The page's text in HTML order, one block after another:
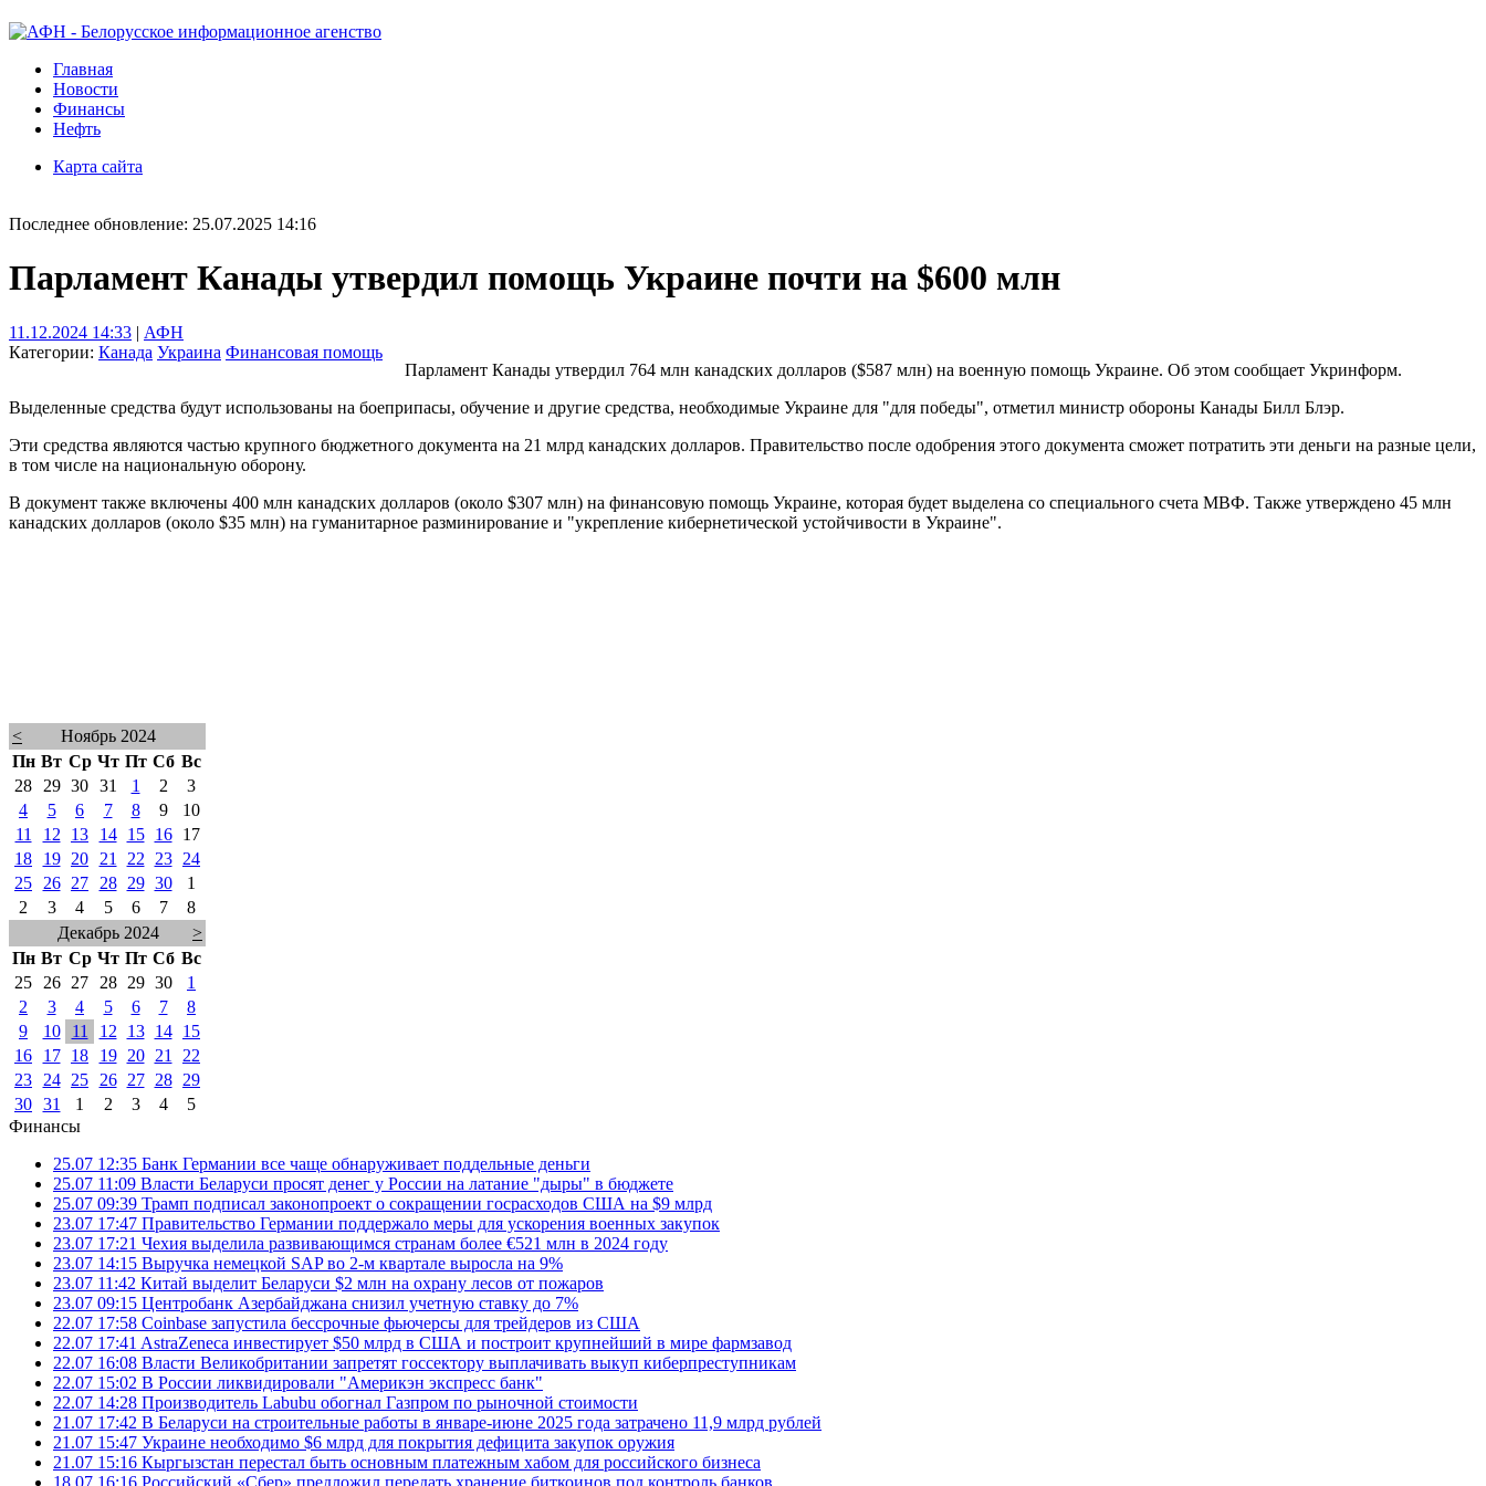
Главная
Новости
Финансы
Нефть
Карта сайта
Последнее обновление: 25.07.2025 14:16
Парламент Канады утвердил помощь Украине почти на $600 млн
11.12.2024 14:33 | АФН
Категории: Канада Украина Финансовая помощь
Парламент Канады утвердил 764 млн канадских долларов ($587 млн) на военную помощь Украине. Об этом сообщает Укринформ.
Выделенные средства будут использованы на боеприпасы, обучение и другие средства, необходимые Украине для "для победы", отметил министр обороны Канады Билл Блэр.
Эти средства являются частью крупного бюджетного документа на 21 млрд канадских долларов. Правительство после одобрения этого документа сможет потратить эти деньги на разные цели,
в том числе на национальную оборону.
В документ также включены 400 млн канадских долларов (около $307 млн) на финансовую помощь Украине, которая будет выделена со специального счета МВФ. Также утверждено 45 млн
канадских долларов (около $35 млн) на гуманитарное разминирование и "укрепление кибернетической устойчивости в Украине".
<
Ноябрь 2024
Пн Вт Ср Чт Пт Сб Вс
28
29 30 31 1 2
3
4
5 6 7 8 9
10
11
12 13 14 15 16
17
18
19 20 21 22 23
24
25
26 27 28 29 30
1
2
3 4 5 6 7
8
Декабрь 2024
>
Пн Вт Ср Чт Пт Сб Вс
25
26 27 28 29 30
1
2
3 4 5 6 7
8
9
10 11 12 13 14
15
16
17 18 19 20 21
22
23
24 25 26 27 28
29
30 31 1 2 3 4
5
Финансы
25.07 12:35 Банк Германии все чаще обнаруживает поддельные деньги
25.07 11:09 Власти Беларуси просят денег у России на латание "дыры" в бюджете
25.07 09:39 Трамп подписал законопроект о сокращении госрасходов США на $9 млрд
23.07 17:47 Правительство Германии поддержало меры для ускорения военных закупок
23.07 17:21 Чехия выделила развивающимся странам более €521 млн в 2024 году
23.07 14:15 Выручка немецкой SAP во 2-м квартале выросла на 9%
23.07 11:42 Китай выделит Беларуси $2 млн на охрану лесов от пожаров
23.07 09:15 Центробанк Азербайджана снизил учетную ставку до 7%
22.07 17:58 Coinbase запустила бессрочные фьючерсы для трейдеров из США
22.07 17:41 AstraZeneca инвестирует $50 млрд в США и построит крупнейший в мире фармзавод
22.07 16:08 Власти Великобритании запретят госсектору выплачивать выкуп киберпреступникам
22.07 15:02 В России ликвидировали "Америкэн экспресс банк"
22.07 14:28 Производитель Labubu обогнал Газпром по рыночной стоимости
21.07 17:42 В Беларуси на строительные работы в январе-июне 2025 года затрачено 11,9 млрд рублей
21.07 15:47 Украине необходимо $6 млрд для покрытия дефицита закупок оружия
21.07 15:16 Кыргызстан перестал быть основным платежным хабом для российского бизнеса
18.07 16:16 Российский «Сбер» предложил передать хранение биткоинов под контроль банков